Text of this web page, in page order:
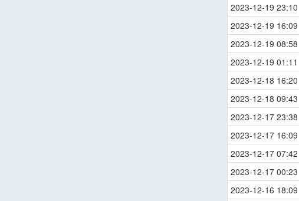
2023-12-19 23:10
2023-12-19 16:09
2023-12-19 08:58
2023-12-19 01:11
2023-12-18 16:20
2023-12-18 09:43
2023-12-17 23:38
2023-12-17 16:09
2023-12-17 07:42
2023-12-17 00:23
2023-12-16 18:09